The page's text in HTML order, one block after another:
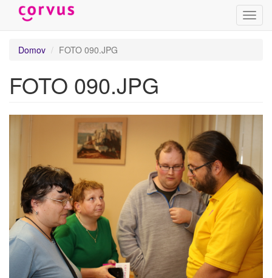
Skočiť
obsah
Domov
FOTO 090.JPG
FOTO 090.JPG